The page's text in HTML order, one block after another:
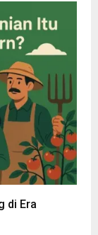
di Era